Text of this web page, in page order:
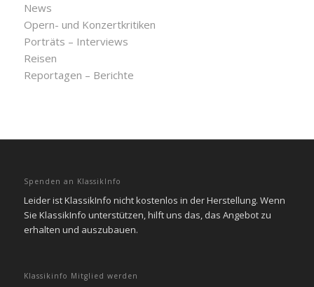
News
Opern- und Konzertkritiken
Porträts – Interviews
Reisen
Reportagen – Berichte
Spenden an KlassikInfo
Leider ist KlassikInfo nicht kostenlos in der Herstellung. Wenn
Sie KlassikInfo unterstützen, hilft uns das, das Angebot zu
erhalten und auszubauen.
Klassikinfo Mitglied werden